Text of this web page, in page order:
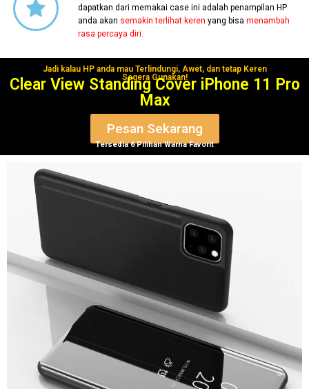
dapatkan dari memakai case ini adalah penampilan HP
anda akan semakin terlihat keren yang bisamenambah
rasa percaya diri.
Jadi kalau HP anda mau Terlindungi, Awet, dan tetap Keren
Segera Gunakan!
Clear View Standing Cover iPhone 11 Pro
Max
Pesan Sekarang
Tersedia 6 Pilihan Warna Favorit